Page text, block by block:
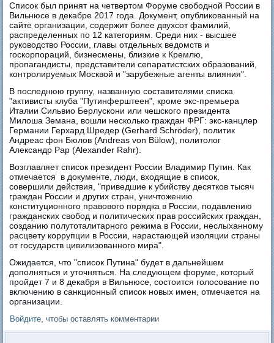
Список был принят на четвертом Форуме свободной России в
Вильнюсе в декабре 2017 года. Документ, опубликованный на
сайте организации, содержит более двухсот фамилий,
распределенных по 12 категориям. Среди них - высшее
руководство России, главы отдельных ведомств и
госкорпораций, бизнесмены, близкие к Кремлю,
пропагандисты, представители сепаратистских образований,
контролируемых Москвой и "зарубежные агенты влияния".
В последнюю группу, названную составителями списка
"активисты клуба "Путинферштеен", кроме экс-премьера
Италии Сильвио Берлускони или чешского президента
Милоша Земана, вошли несколько граждан ФРГ: экс-канцлер
Германии Герхард Шредер (Gerhard Schröder), политик
Андреас фон Бюлов (Andreas von Bülow), политолог
Александр Рар (Alexander Rahr).
Возглавляет список президент России Владимир Путин. Как
отмечается в документе, люди, входящие в список,
совершили действия, "приведшие к убийству десятков тысяч
граждан России и других стран, уничтожению
конституционного правового порядка в России, подавлению
гражданских свобод и политических прав российских граждан,
созданию полутоталитарного режима в России, неслыханному
расцвету коррупции в России, нарастающей изоляции страны
от государств цивилизованного мира".
Ожидается, что "список Путина" будет в дальнейшем
дополняться и уточняться. На следующем форуме, который
пройдет 7 и 8 декабря в Вильнюсе, состоится голосование по
включению в санкционный список новых имен, отмечается на
организации.
Войдите, чтобы оставлять комментарии